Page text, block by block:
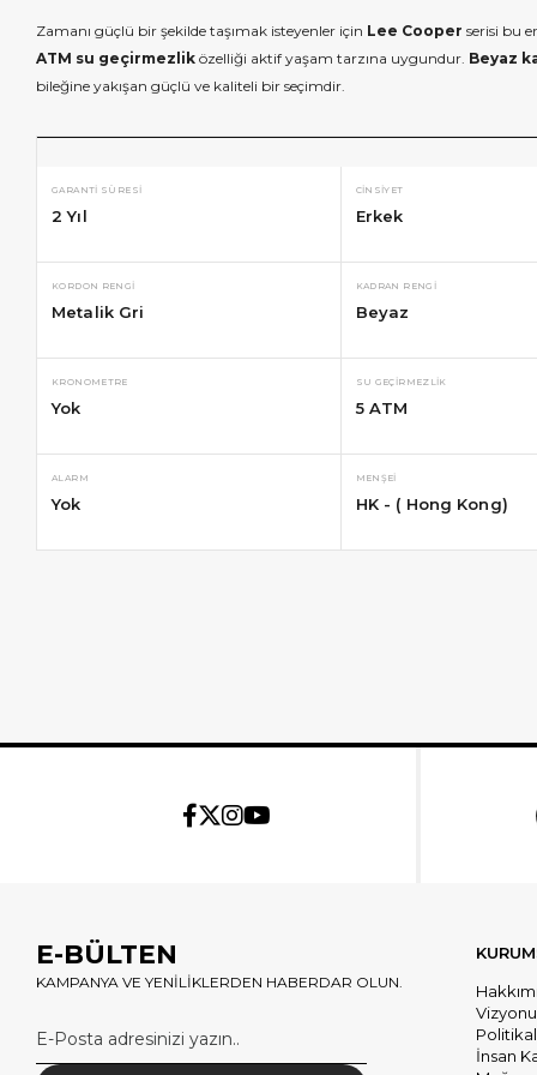
Zamanı güçlü bir şekilde taşımak isteyenler için Lee Cooper serisi bu
ATM su geçirmezlik özelliği aktif yaşam tarzına uygundur. Beyaz
bileğine yakışan güçlü ve kaliteli bir seçimdir.
GARANTI SÜRESI
2 Yıl
CINSIYET
Erkek
KORDON RENGI
Metalik Gri
KADRAN RENGI
Beyaz
KRONOMETRE
Yok
SU GEÇIRMEZLIK
5 ATM
ALARM
Yok
MENŞEI
HK - ( Hong Kong)
E-BÜLTEN
KAMPANYA VE YENİLİKLERDEN HABERDAR OLUN.
İnsan